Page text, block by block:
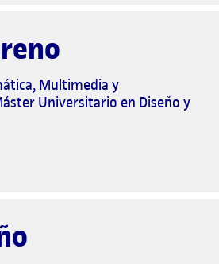
Multimedia y
Universitario en Diseño y